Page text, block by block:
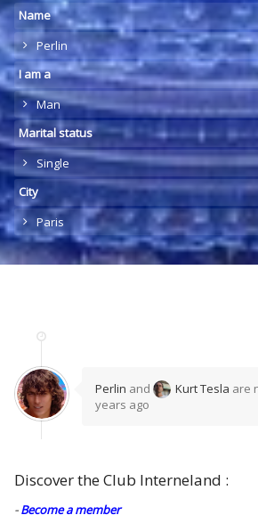
Name
Perlin
I am a
Man
Marital status
Single
City
Paris
Perlin and Kurt Tesla are
years ago
Discover the Club Interneland :
-Become a member